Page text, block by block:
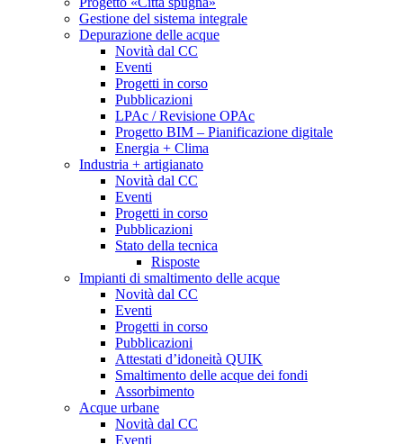
Gestione del sistema integrale
Depurazione delle acque
Novità dal CC
Eventi
Progetti in corso
Pubblicazioni
LPAc / Revisione OPAc
Progetto BIM – Pianificazione digitale
Energia + Clima
Industria + artigianato
Novità dal CC
Eventi
Progetti in corso
Pubblicazioni
Stato della tecnica
Risposte
Impianti di smaltimento delle acque
Novità dal CC
Eventi
Progetti in corso
Pubblicazioni
Attestati d’idoneità QUIK
Smaltimento delle acque dei fondi
Assorbimento
Acque urbane
Novità dal CC
Eventi